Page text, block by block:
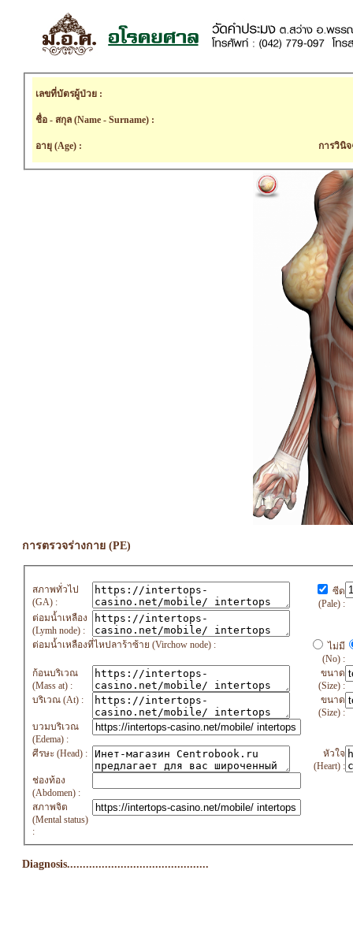
เลขที่บัตรผู้ป่วย :
ชื่อ - สกุล (Name - Surname) :
อายุ (Age) : การวินิ
การตรวจร่างกาย (PE)
สภาพทั่วไป
(GA) :
ซีด
(Pale) :
ต่อมน้ำเหลือง
(Lymh node) :
ต่อมน้ำเหลืองที่ไหปลาร้าซ้าย (Virchow node) :
ไม่มี
(No) :
ก้อนบริเวณ
(Mass at) :
ขนาด
(Size) :
บริเวณ (At) :
ขนาด
(Size) :
บวมบริเวณ
(Edema) :
ศีรษะ (Head) :
หัวใจ
(Heart) :
ช่องท้อง
(Abdomen) :
สภาพจิต
(Mental status)
:
Diagnosis.............................................